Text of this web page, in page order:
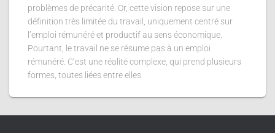
problèmes de précarité. Or, cette vision repose sur une
définition très limitée du travail, uniquement centré sur
l’emploi rémunéré et productif au sens économique.
Pourtant, le travail ne se résume pas à un emploi
rémunéré. C’est une réalité complexe, qui prend plusieurs
formes, toutes liées entre elles